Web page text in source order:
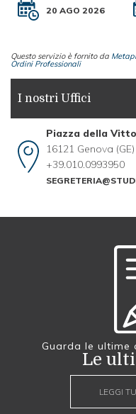
20 AGO 2026
Questo servizio è fornito da
Ordini Professionali
I nostri Uffici
Piazza della
16121 Genova (GE)
+39.010.0993950
Guarda le ultime
Le
LEGGI